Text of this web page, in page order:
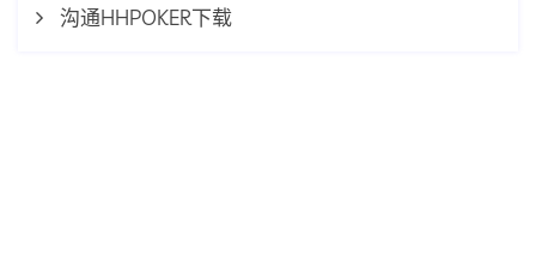
沟通HHPOKER下载